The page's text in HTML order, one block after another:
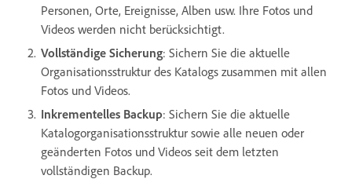
Personen, Orte, Ereignisse, Alben usw. Ihre Fotos und
Videos werden nicht berücksichtigt.
Vollständige Sicherung: Sichern Sie die aktuelle
Organisationsstruktur des Katalogs zusammen mit allen
Fotos und Videos.
Inkrementelles Backup: Sichern Sie die aktuelle
Katalogorganisationsstruktur sowie alle neuen oder
geänderten Fotos und Videos seit dem letzten
vollständigen Backup.